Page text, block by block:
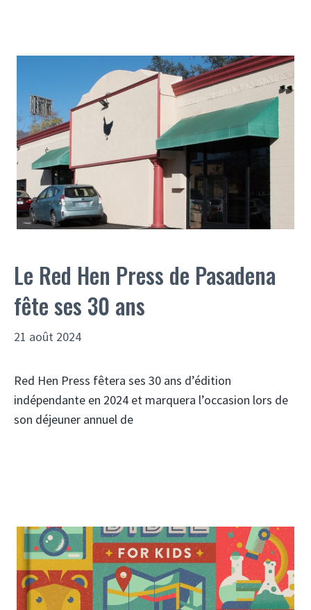
Le Red Hen Press de Pasadena
fête ses 30 ans
21 août 2024
Red Hen Press fêtera ses 30 ans d’édition
indépendante en 2024 et marquera l’occasion lors de
son déjeuner annuel de